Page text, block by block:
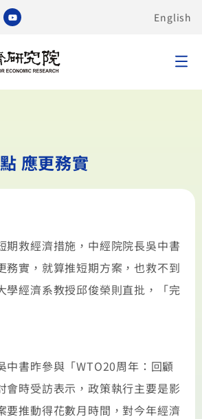
English
應更務實
救經濟措施，中經院院長吳中書
務實，就算推短期方案，也救不到
學經濟系教授邱俊榮則直批，「完
書昨參與「WTO20周年：回顧
會時受訪表示，政策執行主要是影
要推動得花數月時間，對今年經濟